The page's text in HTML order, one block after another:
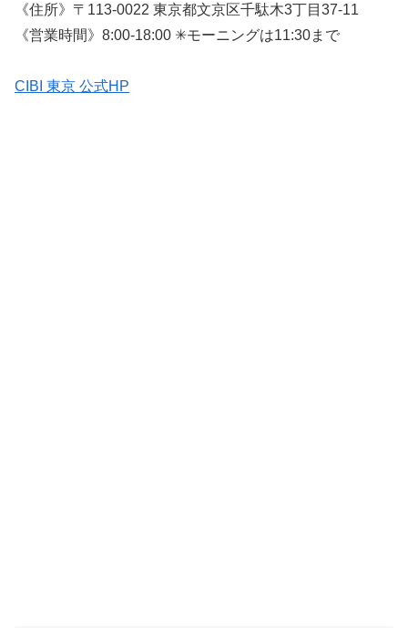
《住所》〒113-0022 東京都文京区千駄木3丁目37-11
《営業時間》8:00-18:00 ✳︎モーニングは11:30まで
CIBI 東京 公式HP